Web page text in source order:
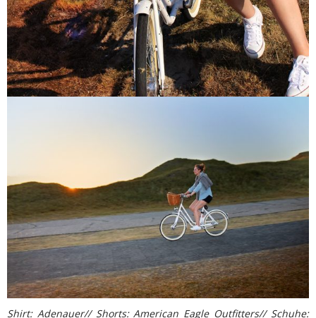
Shirt: Adenauer// Shorts: American Eagle Outfitters// Schuhe: